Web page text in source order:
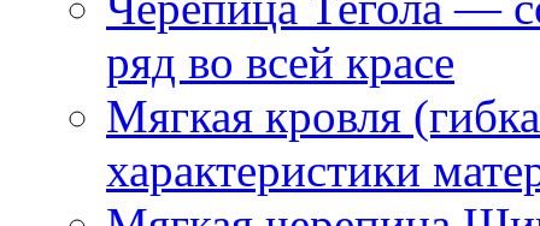
ряд во всей красе
Мягкая кровля
характеристики